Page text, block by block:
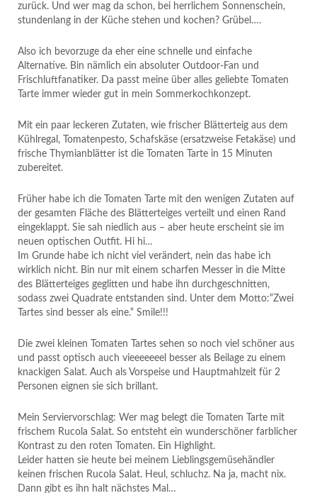
zurück. Und wer mag da schon, bei herrlichem Sonnenschein,
stundenlang in der Küche stehen und kochen? Grübel….
Also ich bevorzuge da eher eine schnelle und einfache
Alternative. Bin nämlich ein absoluter Outdoor-Fan und
Frischluftfanatiker. Da passt meine über alles geliebte Tomaten
Tarte immer wieder gut in mein Sommerkochkonzept.
Mit ein paar leckeren Zutaten, wie frischer Blätterteig aus dem
Kühlregal, Tomatenpesto, Schafskäse (ersatzweise Fetakäse) und
frische Thymianblätter ist die Tomaten Tarte in 15 Minuten
zubereitet.
Früher habe ich die Tomaten Tarte mit den wenigen Zutaten auf
der gesamten Fläche des Blätterteiges verteilt und einen Rand
eingeklappt. Sie sah niedlich aus – aber heute erscheint sie im
neuen optischen Outfit. Hi hi…
Im Grunde habe ich nicht viel verändert, nein das habe ich
wirklich nicht. Bin nur mit einem scharfen Messer in die Mitte
des Blätterteiges geglitten und habe ihn durchgeschnitten,
sodass zwei Quadrate entstanden sind. Unter dem Motto:“Zwei
Tartes sind besser als eine.“ Smile!!!
Die zwei kleinen Tomaten Tartes sehen so noch viel schöner aus
und passt optisch auch vieeeeeeel besser als Beilage zu einem
knackigen Salat. Auch als Vorspeise und Hauptmahlzeit für 2
Personen eignen sie sich brillant.
Mein Serviervorschlag: Wer mag belegt die Tomaten Tarte mit
frischem Rucola Salat. So entsteht ein wunderschöner farblicher
Kontrast zu den roten Tomaten. Ein Highlight.
Leider hatten sie heute bei meinem Lieblingsgemüsehändler
keinen frischen Rucola Salat. Heul, schluchz. Na ja, macht nix.
Dann gibt es ihn halt nächstes Mal…